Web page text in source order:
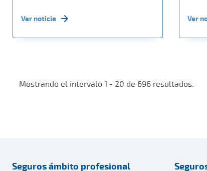
Ver noticia Ver
Mostrando el intervalo 1 - 20 de 696 resultados.
Seguros ámbito profesional